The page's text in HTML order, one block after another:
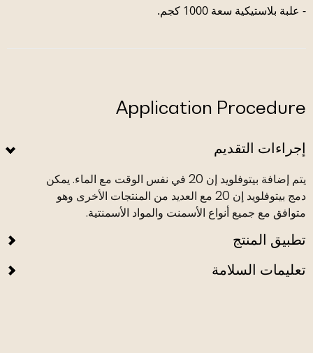
- علبة بلاستيكية سعة 1000 كجم.
Application Procedure
إجراءات التقديم
يتم إضافة بيتوفلويد إن 20 في نفس الوقت مع الماء. يمكن
دمج بيتوفلويد إن 20 مع العديد من المنتجات الأخرى وهو
متوافق مع جميع أنواع الأسمنت والمواد الأسمنتية.
تطبيق المنتج
تعليمات السلامة